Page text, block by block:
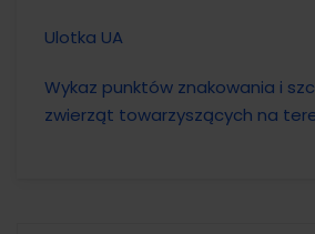
Ulotka UA
Wykaz punktów znakowania i
zwierząt towarzyszących na